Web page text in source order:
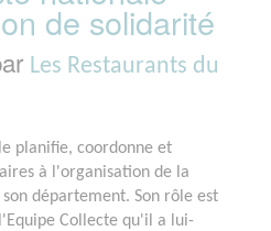
de solidarité
Les Restaurants du
planifie, coordonne et
à l'organisation de la
département. Son rôle est
Collecte qu'il a lui-